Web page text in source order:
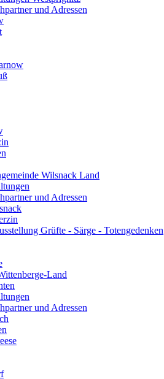
und Adressen
Wilsnack Land
und Adressen
Grüfte - Särge - Totengedenken
Land
und Adressen